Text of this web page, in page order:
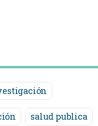
salud publica